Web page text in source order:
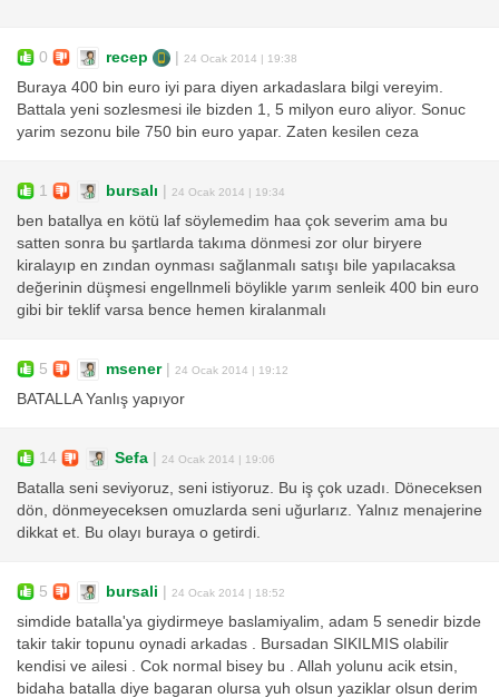
0 recep | 24 Ocak 2014 | 19:38
Buraya 400 bin euro iyi para diyen arkadaslara bilgi vereyim.
Battala yeni sozlesmesi ile bizden 1, 5 milyon euro aliyor. Sonuc
yarim sezonu bile 750 bin euro yapar. Zaten kesilen ceza
1 bursalı | 24 Ocak 2014 | 19:34
ben batallya en kötü laf söylemedim haa çok severim ama bu
satten sonra bu şartlarda takıma dönmesi zor olur biryere
kiralayıp en zından oynması sağlanmalı satışı bile yapılacaksa
değerinin düşmesi engellnmeli böylikle yarım senleik 400 bin euro
gibi bir teklif varsa bence hemen kiralanmalı
5 msener| 24 Ocak 2014 | 19:12
BATALLA Yanlış yapıyor
14 Sefa | 24 Ocak 2014 | 19:06
Batalla seni seviyoruz, seni istiyoruz. Bu iş çok uzadı. Döneceksen
dön, dönmeyeceksen omuzlarda seni uğurlarız. Yalnız menajerine
dikkat et. Bu olayı buraya o getirdi.
5 bursali | 24 Ocak 2014 | 18:52
simdide batalla'ya giydirmeye baslamiyalim, adam 5 senedir bizde
takir takir topunu oynadi arkadas . Bursadan SIKILMIS olabilir
kendisi ve ailesi . Cok normal bisey bu . Allah yolunu acik etsin,
bidaha batalla diye bagaran olursa yuh olsun yaziklar olsun derim